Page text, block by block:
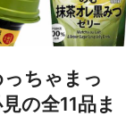
ちゃまっ
の全11品ま